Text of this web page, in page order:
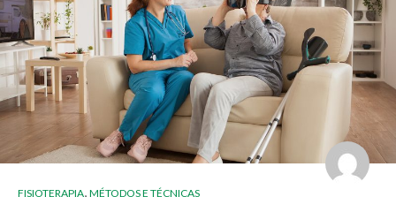
FISIOTERAPIA, MÉTODOS E TÉCNICAS